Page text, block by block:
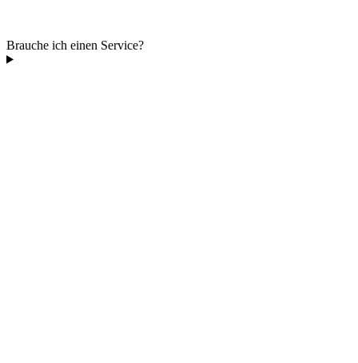
Brauche ich einen Service?